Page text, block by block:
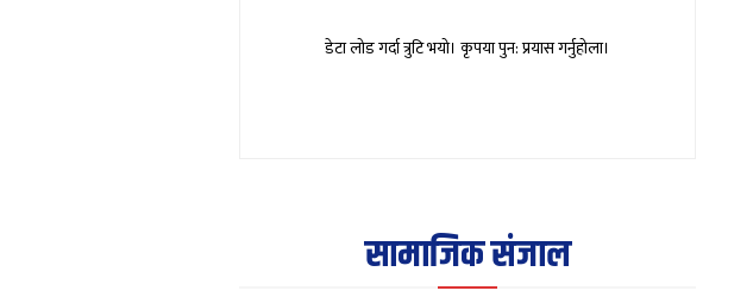
डेटा लोड गर्दा त्रुटि भयो। कृपया पुन: प्रयास गर्नुहोला।
सामाजिक संजाल